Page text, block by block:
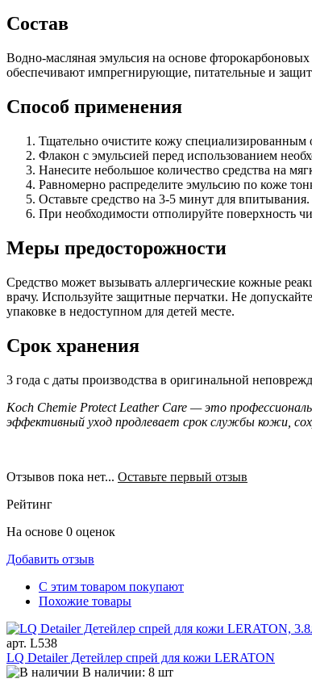
Состав
Водно-масляная эмульсия на основе
обеспечивают импрегнирующие, питательные и
Способ применения
Тщательно очистите кожу специализированным
Флакон с эмульсией перед использованием
Нанесите небольшое количество средства на
Равномерно распределите эмульсию по коже
Оставьте средство на 3-5 минут для впитывания.
При необходимости отполируйте поверхность
Меры предосторожности
Средство может вызывать аллергические кожные
врачу. Используйте защитные перчатки. Не
упаковке в недоступном для детей месте.
Срок хранения
3 года с даты производства в оригинальной
Koch Chemie Protect Leather Care — это
эффективный уход продлевает срок службы кожи,
Отзывов пока нет... Оставьте первый отзыв
Рейтинг
На основе 0 оценок
Добавить отзыв
С этим товаром покупают
Похожие товары
арт. L538
LQ Detailer Детейлер спрей для кожи LERATON
В наличии: 8 шт